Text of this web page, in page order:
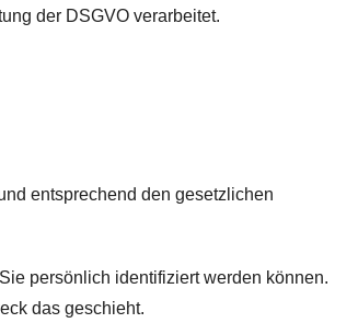
der DSGVO verarbeitet.
entsprechend den gesetzlichen
persönlich identifiziert werden können.
das geschieht.